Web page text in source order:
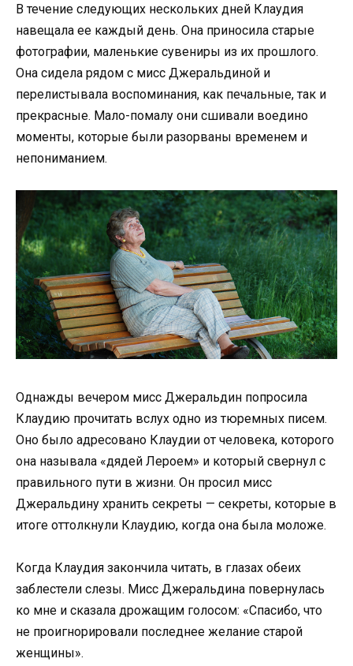
В течение следующих нескольких дней Клаудия
навещала ее каждый день. Она приносила старые
фотографии, маленькие сувениры из их прошлого.
Она сидела рядом с мисс Джеральдиной и
перелистывала воспоминания, как печальные, так и
прекрасные. Мало-помалу они сшивали воедино
моменты, которые были разорваны временем и
непониманием.
Однажды вечером мисс Джеральдин попросила
Клаудию прочитать вслух одно из тюремных писем.
Оно было адресовано Клаудии от человека, которого
она называла «дядей Лероем» и который свернул с
правильного пути в жизни. Он просил мисс
Джеральдину хранить секреты — секреты, которые в
итоге оттолкнули Клаудию, когда она была моложе.
Когда Клаудия закончила читать, в глазах обеих
заблестели слезы. Мисс Джеральдина повернулась
ко мне и сказала дрожащим голосом: «Спасибо, что
не проигнорировали последнее желание старой
женщины».